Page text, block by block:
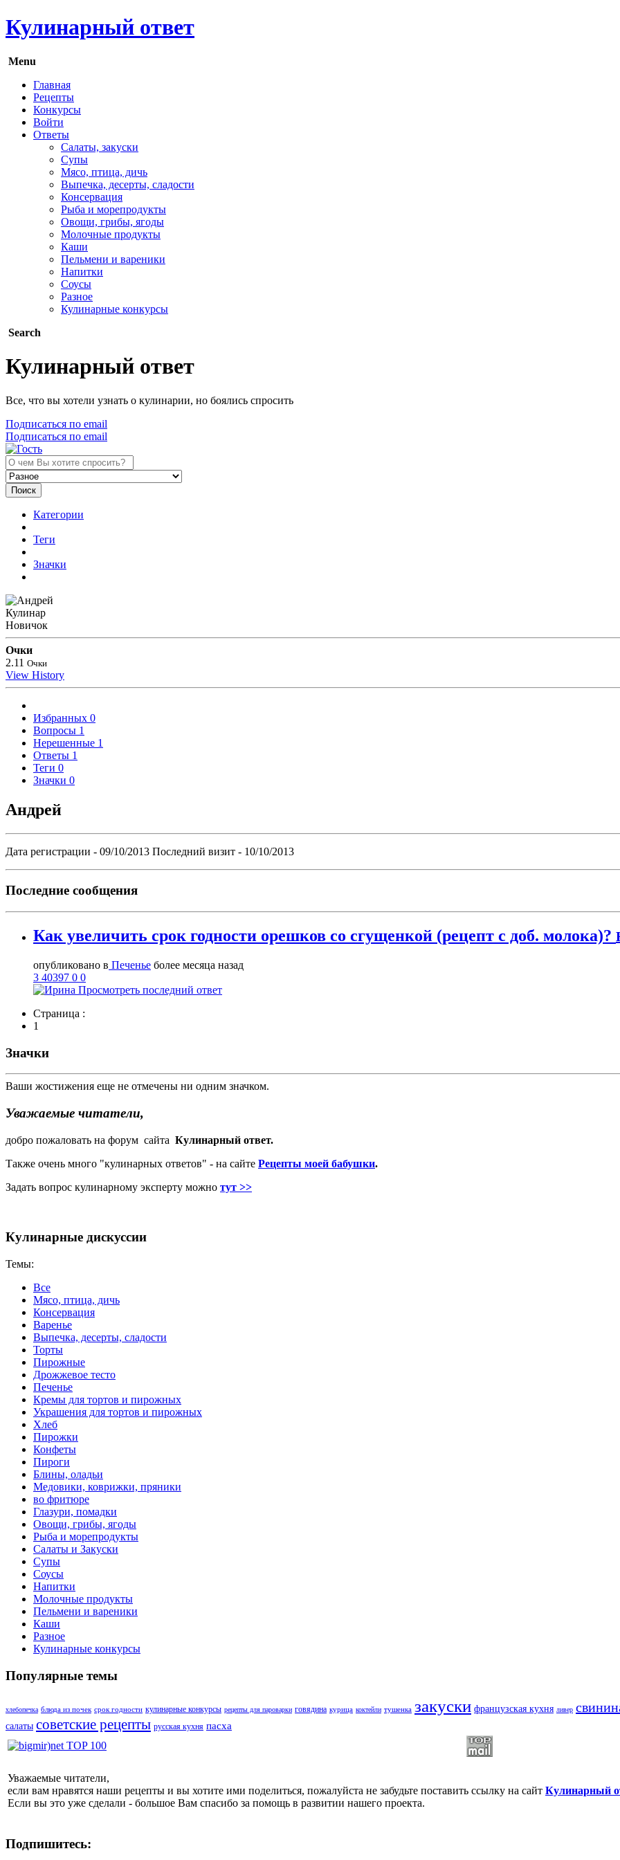
Кулинарный ответ
Menu
Главная
Рецепты
Конкурсы
Войти
Ответы
Салаты, закуски
Супы
Мясо, птица, дичь
Выпечка, десерты, сладости
Консервация
Рыба и морепродукты
Овощи, грибы, ягоды
Молочные продукты
Каши
Пельмени и вареники
Напитки
Соусы
Разное
Кулинарные конкурсы
Search
Кулинарный ответ
Все, что вы хотели узнать о кулинарии, но боялись спросить
Подписаться по email
Подписаться по email
Поиск
Категории
Теги
Значки
Кулинар
Новичок
Очки
2.11 Очки
View History
Избранных 0
Вопросы 1
Нерешенные 1
Ответы 1
Теги 0
Значки 0
Андрей
Дата регистрации - 09/10/2013 Последний визит - 10/10/2013
Последние сообщения
Как увеличить срок годности орешков со сгущенкой (рецепт с доб. молока)?
опубликовано в Печенье более месяца назад
3 40397 0 0
Просмотреть последний ответ
Страница :
1
Значки
Ваши жостижения еще не отмечены ни одним значком.
Уважаемые читатели,
добро пожаловать на форум сайта Кулинарный ответ.
Также очень много "кулинарных ответов" - на сайте Рецепты моей бабушки.
Задать вопрос кулинарному эксперту можно тут >>
Кулинарные дискуссии
Темы:
Все
Мясо, птица, дичь
Консервация
Варенье
Выпечка, десерты, сладости
Торты
Пирожные
Дрожжевое тесто
Печенье
Кремы для тортов и пирожных
Украшения для тортов и пирожных
Хлеб
Пирожки
Конфеты
Пироги
Блины, оладьи
Медовики, коврижки, пряники
во фритюре
Глазури, помадки
Овощи, грибы, ягоды
Рыба и морепродукты
Салаты и Закуски
Супы
Соусы
Напитки
Молочные продукты
Пельмени и вареники
Каши
Разное
Кулинарные конкурсы
Популярные темы
хлебопечка блюда из почек срок годности кулинарные конкурсы рецепты для пароварки говядина курица коктейли тушенка закуски французская кухня ливер
салаты советские рецепты русская кухня пасха
Уважаемые читатели,
если вам нравятся наши рецепты и вы хотите ими поделиться, пожалуйста не забудьте поставить ссылку на сайт Кулинарный
Если вы это уже сделали - большое Вам спасибо за помощь в развитии нашего проекта.
Подпишитесь: